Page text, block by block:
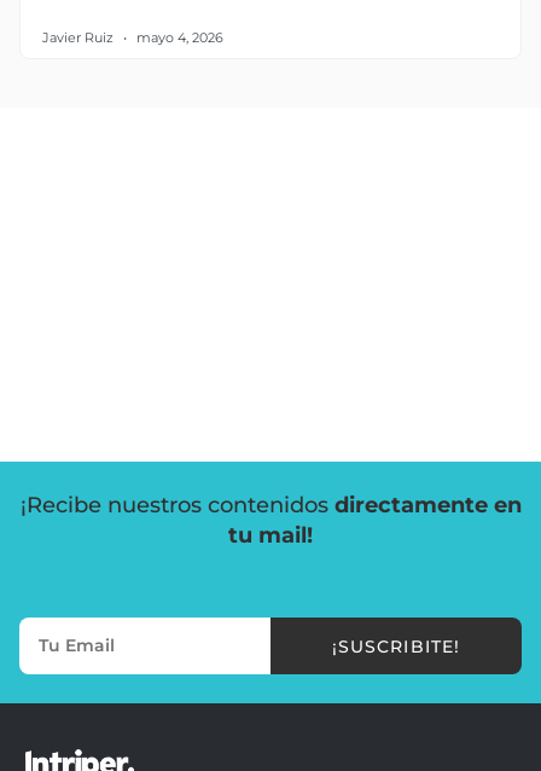
Javier Ruiz mayo 4, 2026
¡Recibe nuestros contenidos directamente en
tu mail!
¡SUSCRIBITE!